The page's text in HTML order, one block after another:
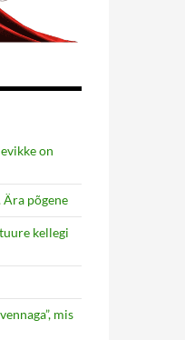
on
Ära põgene
kellegi
mis